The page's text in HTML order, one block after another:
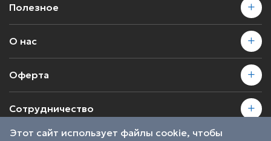
Полезное
О нас
Оферта
Сотрудничество
Этот сайт использует файлы cookie, чтобы